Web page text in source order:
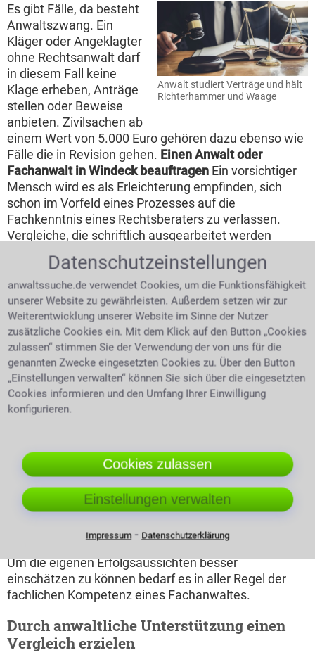
Anwalt studiert Verträge und hält
Richterhammer und Waage
Es gibt Fälle, da besteht
Anwaltszwang. Ein
Kläger oder Angeklagter
ohne Rechtsanwalt darf
in diesem Fall keine
Klage erheben, Anträge
stellen oder Beweise
anbieten. Zivilsachen ab
einem Wert von 5.000 Euro gehören dazu ebenso wie
Fälle die in Revision gehen. Einen Anwalt oder
Fachanwalt in Windeck beauftragen Ein vorsichtiger
Mensch wird es als Erleichterung empfinden, sich
schon im Vorfeld eines Prozesses auf die
Fachkenntnis eines Rechtsberaters zu verlassen.
Vergleiche, die schriftlich ausgearbeitet werden
müssen, Testamente, die nicht angefochten werden
sollen, all dies gibt man am besten in anwaltliche
Hände. Nur so kann man Fehler vermeiden und
Klarheit schaffen.
Akteneinsicht der Staatsanwaltschaft
Das Recht auf Einsicht
in staatsanwaltliche
Akten haben weder
Einholung von
Melderegisterinformationen ist oft mühsam. Diese
Aufgabe kann ein Anwalt in Windeck gern für seinen
Mandanten übernehmen.
Die Erfolgsaussichten klarer bewerten
Um die eigenen Erfolgsaussichten besser
einschätzen zu können bedarf es in aller Regel der
fachlichen Kompetenz eines Fachanwaltes.
Durch anwaltliche Unterstützung einen
Vergleich erzielen
Datenschutzeinstellungen
anwaltssuche.de verwendet Cookies, um die Funktionsfähigkeit
unserer Website zu gewährleisten. Außerdem setzen wir zur
Weiterentwicklung unserer Website im Sinne der Nutzer
zusätzliche Cookies ein. Mit dem Klick auf den Button „Cookies
zulassen“ stimmen Sie der Verwendung der von uns für die
genannten Zwecke eingesetzten Cookies zu. Über den Button
„Einstellungen verwalten“ können Sie sich über die eingesetzten
Cookies informieren und den Umfang Ihrer Einwilligung
konfigurieren.
Cookies zulassen
Einstellungen verwalten
Impressum⁃ Datenschutzerklärung